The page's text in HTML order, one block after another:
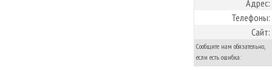
Адрес:
Телефоны:
Сайт:
Сообщите нам обязательно,
если есть ошибка: